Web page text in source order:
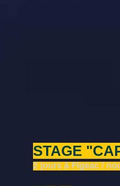
STAGE
2 jours à Figeac /